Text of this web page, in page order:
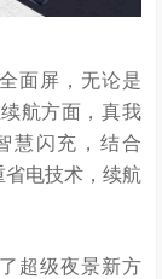
面屏，无论是
航方面，真我
慧闪充，结合
电技术，续航
超级夜景新方